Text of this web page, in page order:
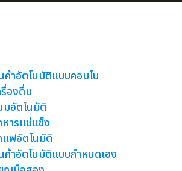
าอัตโนมัติแบบคอมโบ
องดื่ม
มอัตโนมัติ
ารแช่แข็ง
แฟอัตโนมัติ
าอัตโนมัติแบบกำหนดเอง